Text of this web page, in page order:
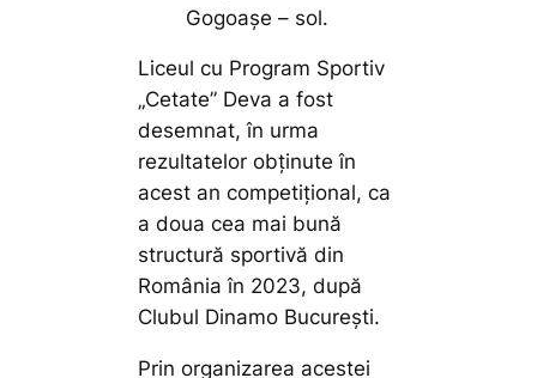
Gogoașe – sol.
Liceul cu Program Sportiv
„Cetate” Deva a fost
desemnat, în urma
rezultatelor obținute în
acest an competițional, ca
a doua cea mai bună
structură sportivă din
România în 2023, după
Clubul Dinamo București.
Prin organizarea acestei